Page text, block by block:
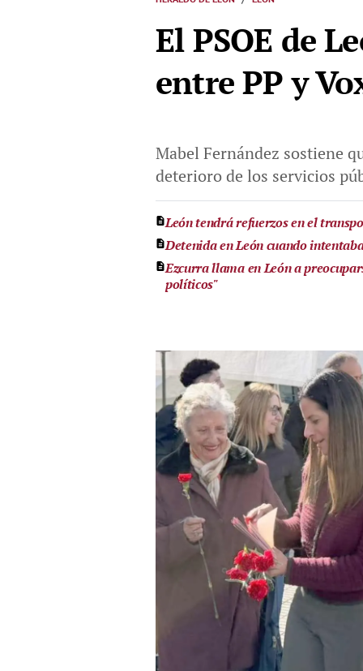
El PSOE de
entre PP y
Mabel Fernández sostiene
deterioro de los servicios
León tendrá refuerzos en el
Detenida en León cuando
Ezcurra llama en León a
políticos"